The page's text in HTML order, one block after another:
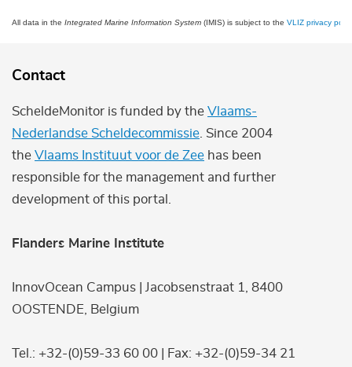
All data in the Integrated Marine Information System (IMIS) is subject to the VLIZ privacy
Contact
ScheldeMonitor is funded by the Vlaams-
Nederlandse Scheldecommissie . Since 2004
the Vlaams Instituut voor de Zee has been
responsible for the management and further
development of this portal.
Flanders Marine Institute
InnovOcean Campus | Jacobsenstraat 1, 8400
OOSTENDE, Belgium
Tel.: +32-(0)59-33 60 00 | Fax: +32-(0)59-34 21